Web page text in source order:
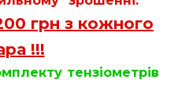
грн з кожного
!!!
тензіометрів